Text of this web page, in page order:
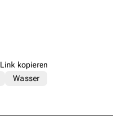
Link kopieren
Wasser